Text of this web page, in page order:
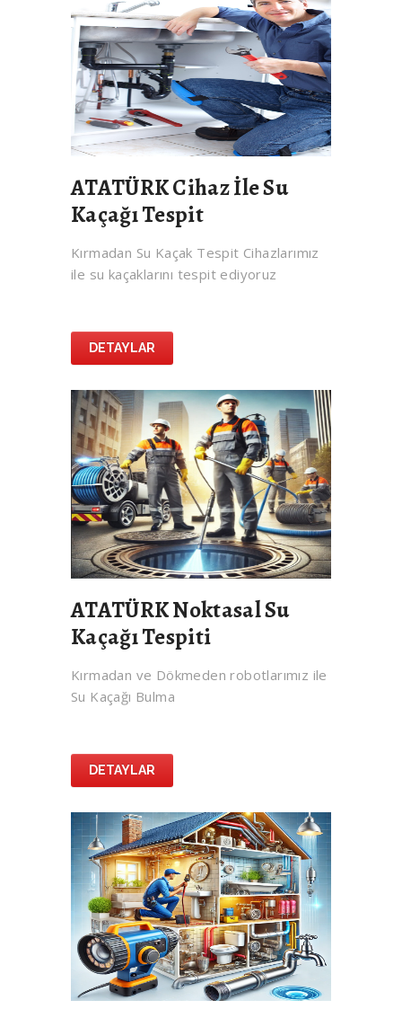
ATATÜRK Cihaz İle Su
Kaçağı Tespit
Kırmadan Su Kaçak Tespit Cihazlarımız
ile su kaçaklarını tespit ediyoruz
DETAYLAR
ATATÜRK Noktasal Su
Kaçağı Tespiti
Kırmadan ve Dökmeden robotlarımız ile
Su Kaçağı Bulma
DETAYLAR